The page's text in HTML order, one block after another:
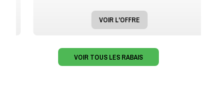
VOIR L'OFFRE
VOIR TOUS LES RABAIS